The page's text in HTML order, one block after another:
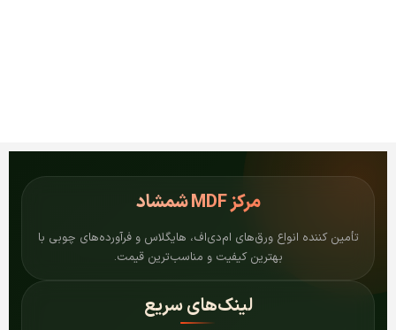
مرکزMDF شمشاد
تأمین کننده انواع ورق‌های ام‌دی‌اف، هایگلاس و فرآورده‌های چوبی با
بهترین کیفیت و مناسب‌ترین قیمت.
لینک‌های سریع